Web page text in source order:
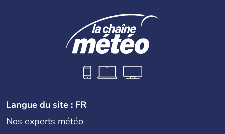
Langue du site : FR
Nos experts météo